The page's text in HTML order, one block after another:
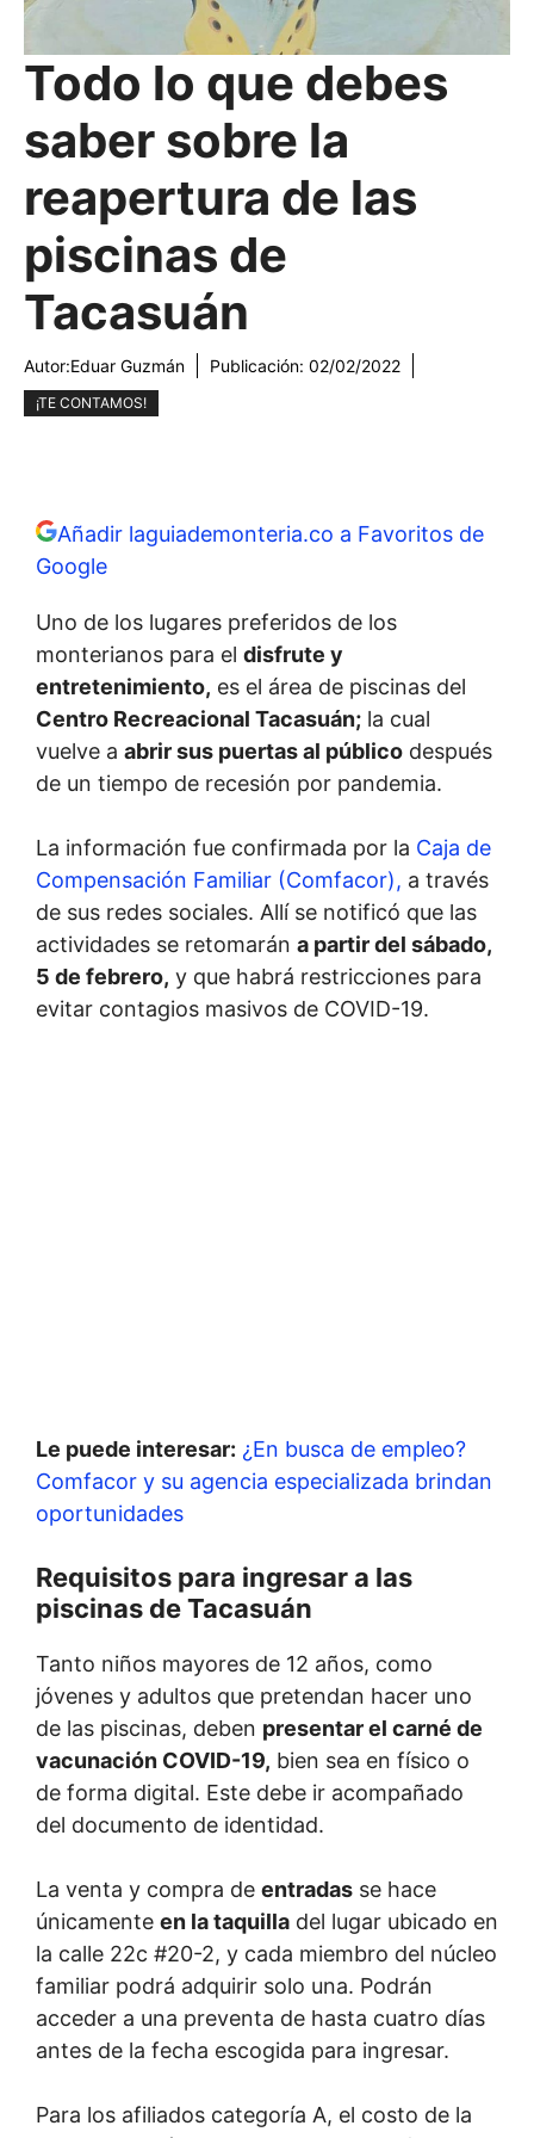
Todo lo que debes
saber sobre la
reapertura de las
piscinas de
Tacasuán
Autor:Eduar Guzmán Publicación: 02/02/2022
¡TE CONTAMOS!
Añadir laguiademonteria.co a Favoritos de
Google
Uno de los lugares preferidos de los
monterianos para el disfrute y
entretenimiento, es el área de piscinas del
Centro Recreacional Tacasuán; la cual
vuelve a abrir sus puertas al público después
de un tiempo de recesión por pandemia.
La información fue confirmada por la Caja de
Compensación Familiar (Comfacor), a través
de sus redes sociales. Allí se notificó que las
actividades se retomarán a partir del sábado,
5 de febrero, y que habrá restricciones para
evitar contagios masivos de COVID-19.
Le puede interesar: ¿En busca de empleo?
Comfacor y su agencia especializada brindan
oportunidades
Requisitos para ingresar a las
piscinas de Tacasuán
Tanto niños mayores de 12 años, como
jóvenes y adultos que pretendan hacer uno
de las piscinas, deben presentar el carné de
vacunación COVID-19, bien sea en físico o
de forma digital. Este debe ir acompañado
del documento de identidad.
La venta y compra de entradas se hace
únicamente en la taquilla del lugar ubicado en
la calle 22c #20-2, y cada miembro del núcleo
familiar podrá adquirir solo una. Podrán
acceder a una preventa de hasta cuatro días
antes de la fecha escogida para ingresar.
Para los afiliados categoría A, el costo de la